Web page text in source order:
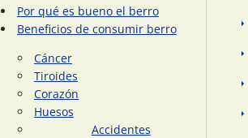
Por qué es bueno el berro
Beneficios de consumir berro
Cáncer
Tiroides
Corazón
Huesos
Accidentes